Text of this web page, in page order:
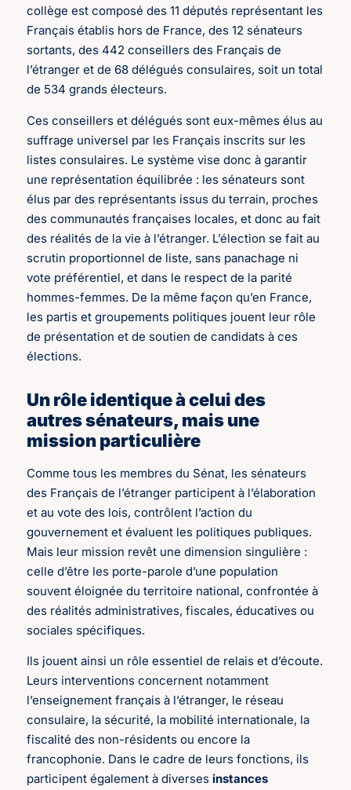
collège est composé des 11 députés représentant les
Français établis hors de France, des 12 sénateurs
sortants, des 442 conseillers des Français de
l’étranger et de 68 délégués consulaires, soit un total
de 534 grands électeurs.
Ces conseillers et délégués sont eux-mêmes élus au
suffrage universel par les Français inscrits sur les
listes consulaires. Le système vise donc à garantir
une représentation équilibrée : les sénateurs sont
élus par des représentants issus du terrain, proches
des communautés françaises locales, et donc au fait
des réalités de la vie à l’étranger. L’élection se fait au
scrutin proportionnel de liste, sans panachage ni
vote préférentiel, et dans le respect de la parité
hommes-femmes. De la même façon qu’en France,
les partis et groupements politiques jouent leur rôle
de présentation et de soutien de candidats à ces
élections.
Un rôle identique à celui des
autres sénateurs, mais une
mission particulière
Comme tous les membres du Sénat, les sénateurs
des Français de l’étranger participent à l’élaboration
et au vote des lois, contrôlent l’action du
gouvernement et évaluent les politiques publiques.
Mais leur mission revêt une dimension singulière :
celle d’être les porte-parole d’une population
souvent éloignée du territoire national, confrontée à
des réalités administratives, fiscales, éducatives ou
sociales spécifiques.
Ils jouent ainsi un rôle essentiel de relais et d’écoute.
Leurs interventions concernent notamment
l’enseignement français à l’étranger, le réseau
consulaire, la sécurité, la mobilité internationale, la
fiscalité des non-résidents ou encore la
francophonie. Dans le cadre de leurs fonctions, ils
participent également à diversesinstances